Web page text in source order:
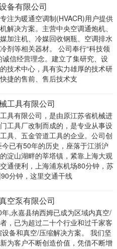
备有限公司
注为暖通空调制(HVACR)用户提供
解决方案。主营中央空调通炮机、
加注机、冷媒回收钢瓶、空调排水
剂等相关器材。 公司奉行“科技领
诚信经营理念。建立了集研究、设
技术中心，具有实力雄厚的技术研
捷的售前、售后技术支
工具有限公司
具有限公司，是由原江苏省机械进
工具厂改制而成的，是专业从事设
具、五金管道工具的企业。公司创
已有50年的历史，座落于江浙沪
淀山湖畔的莘塔镇，紧靠上海大观
通便利，上海浦东机场80分钟，苏
分钟，这里交通干线
空泵有限公司
,永嘉县纳西姆已成为区域内真空/
，已为超过二十个行业和过千家客
备和真空/压缩解决方案。 我们坚
为客户不断创造价值，凭借不断增